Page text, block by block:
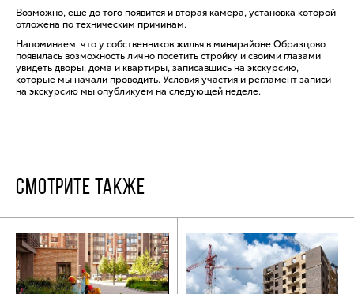
Возможно, еще до того появится и вторая камера, установка которой
отложена по техническим причинам.
Напоминаем, что у собственников жилья в минирайоне Образцово
появилась возможность лично посетить стройку и своими глазами
увидеть дворы, дома и квартиры, записавшись на экскурсию,
которые мы начали проводить. Условия участия и регламент записи
на экскурсию мы опубликуем на следующей неделе.
СМОТРИТЕ ТАКЖЕ